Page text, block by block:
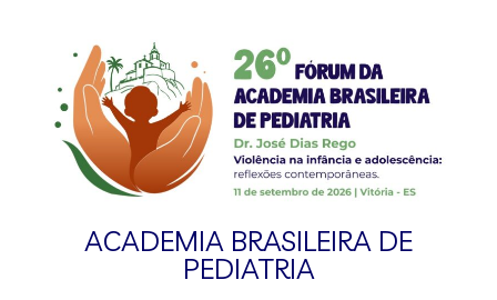
ACADEMIA BRASILEIRA DE
PEDIATRIA